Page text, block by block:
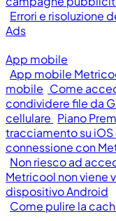
Errori e risoluzione
Ads
App mobile
App mobile
mobile Come
condividere file da
cellulare Piano
tracciamento su
connessione con
Non riesco ad
Metricool non viene
dispositivo Android
Come pulire la